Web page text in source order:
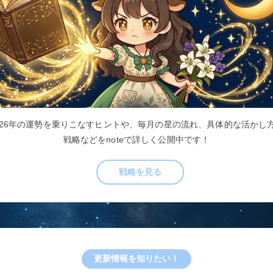
年の運勢を乗りこなすヒントや、毎月の星の流れ、具体的な活かし
戦略などをnoteで詳しく公開中です！
戦略を見る
更新情報を知りたい！